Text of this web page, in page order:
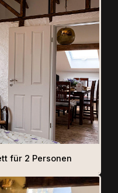
für 2 Personen